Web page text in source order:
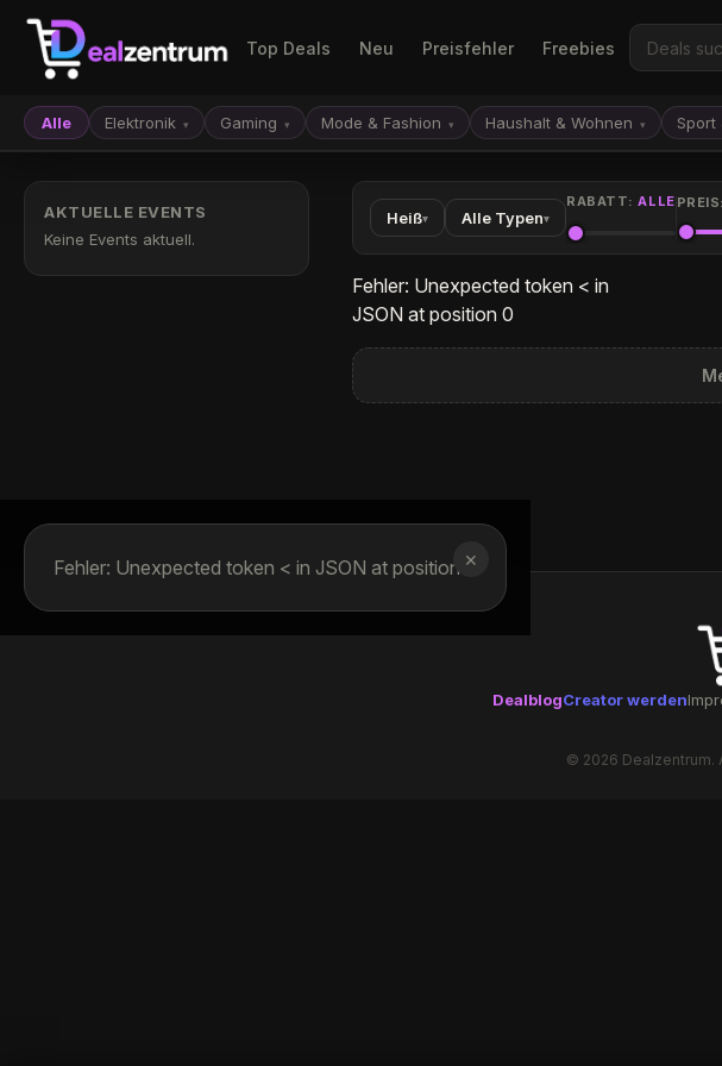
Top Deals Neu Preisfehler Freebies
Alle Elektronik ▾ Gaming ▾ Mode & Fashion ▾ Haushalt & Wohnen ▾ Sport
AKTUELLE EVENTS
Keine Events aktuell.
Heiß▾ Alle Typen▾
RABATT:ALLE
Fehler: Unexpected token < in
JSON at position 0
✕
Fehler: Unexpected token < in JSON at position 0
DealblogCreator werden
© 2026 Dealzentrum.